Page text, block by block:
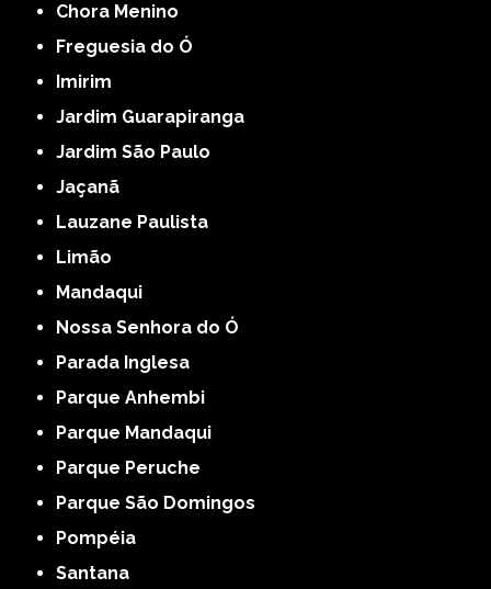
Chora Menino
Freguesia do Ó
Imirim
Jardim Guarapiranga
Jardim São Paulo
Jaçanã
Lauzane Paulista
Limão
Mandaqui
Nossa Senhora do Ó
Parada Inglesa
Parque Anhembi
Parque Mandaqui
Parque Peruche
Parque São Domingos
Pompéia
Santana